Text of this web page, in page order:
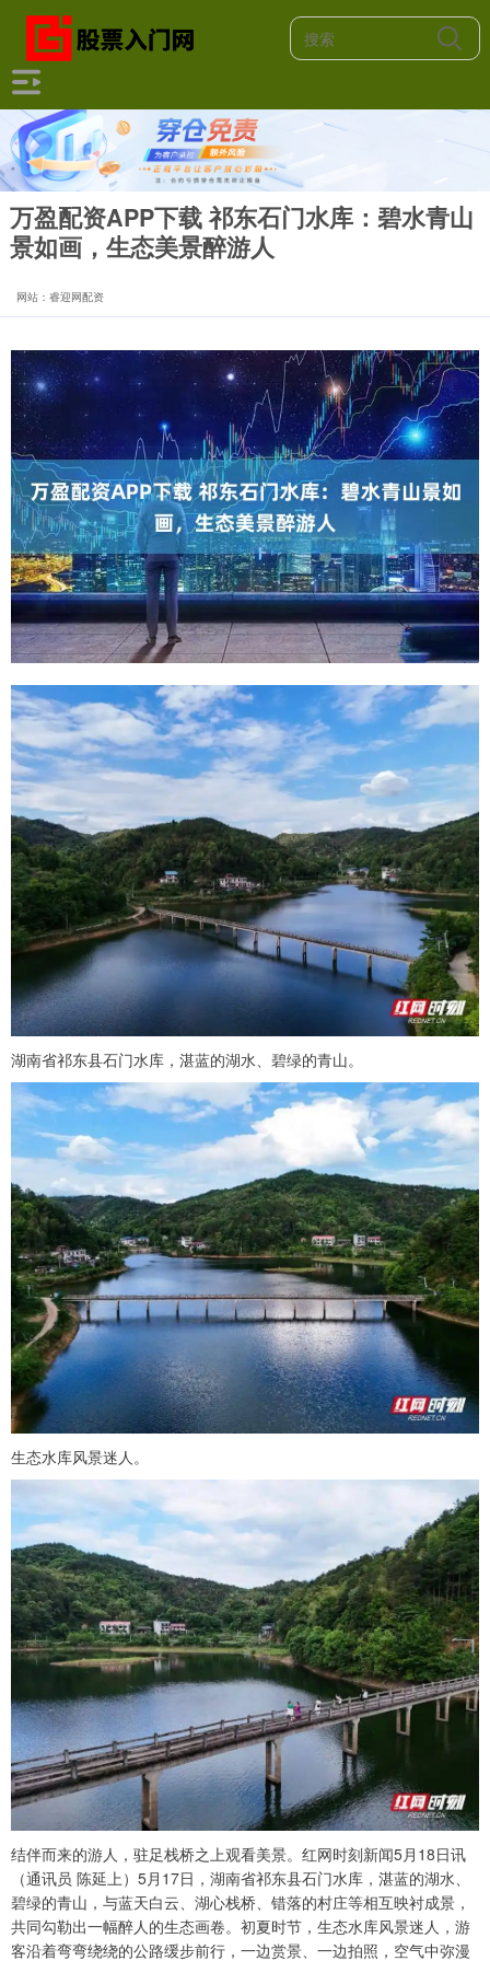
万盈配资APP下载 祁东石门水库：碧水青山
景如画，生态美景醉游人
网站：睿迎网配资
湖南省祁东县石门水库，湛蓝的湖水、碧绿的青山。
生态水库风景迷人。
结伴而来的游人，驻足栈桥之上观看美景。红网时刻新闻5月18日讯
（通讯员 陈延上）5月17日，湖南省祁东县石门水库，湛蓝的湖水、
碧绿的青山，与蓝天白云、湖心栈桥、错落的村庄等相互映衬成景，
共同勾勒出一幅醉人的生态画卷。初夏时节，生态水库风景迷人，游
客沿着弯弯绕绕的公路缓步前行，一边赏景、一边拍照，空气中弥漫